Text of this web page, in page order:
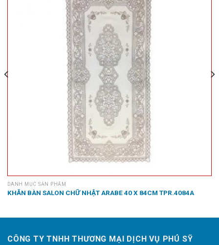
DANH MỤC SẢN PHẨM
KHĂN BÀN SALON CHỮ NHẬT ARABE 40 X 84CM TPR.4084A
CÔNG TY TNHH THƯƠNG MẠI DỊCH VỤ PHÚ SỸ